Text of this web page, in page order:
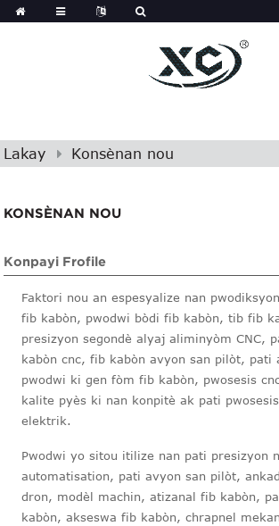
Lakay Konsènan nou
KONSÈNAN NOU
Konpayi Frofile
Faktori nou an espesyalize nan
fib kabòn, pwodwi bòdi fib kabòn, tib fib
presizyon segondè alyaj aliminyòm CNC,
kabòn cnc, fib kabòn avyon san pilòt, pati
pwodwi ki gen fòm fib kabòn, pwosesis
kalite pyès ki nan konpitè ak pati
elektrik.
Pwodwi yo sitou itilize nan pati presizyon
automatisation, pati avyon san pilòt,
dron, modèl machin, atizanal fib kabòn,
kabòn, akseswa fib kabòn, chrapnel